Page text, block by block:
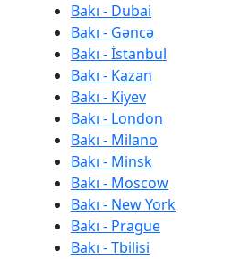
Bakı - Dubai
Bakı - Gəncə
Bakı - İstanbul
Bakı - Kazan
Bakı - Kiyev
Bakı - London
Bakı - Milano
Bakı - Minsk
Bakı - Moscow
Bakı - New York
Bakı - Prague
Bakı - Tbilisi